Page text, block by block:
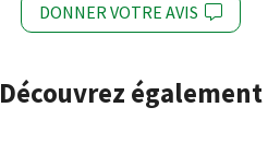
DONNER VOTRE AVIS
Découvrez également